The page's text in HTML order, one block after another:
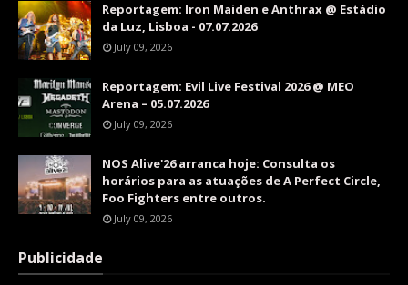
Reportagem: Iron Maiden e Anthrax @ Estádio
da Luz, Lisboa - 07.07.2026
July 09, 2026
Reportagem: Evil Live Festival 2026 @ MEO
Arena – 05.07.2026
July 09, 2026
NOS Alive'26 arranca hoje: Consulta os
horários para as atuações de A Perfect Circle,
Foo Fighters entre outros.
July 09, 2026
Publicidade